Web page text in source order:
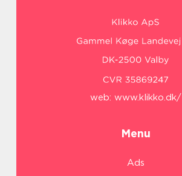
web: www.klikko.dk/
Menu
Ads